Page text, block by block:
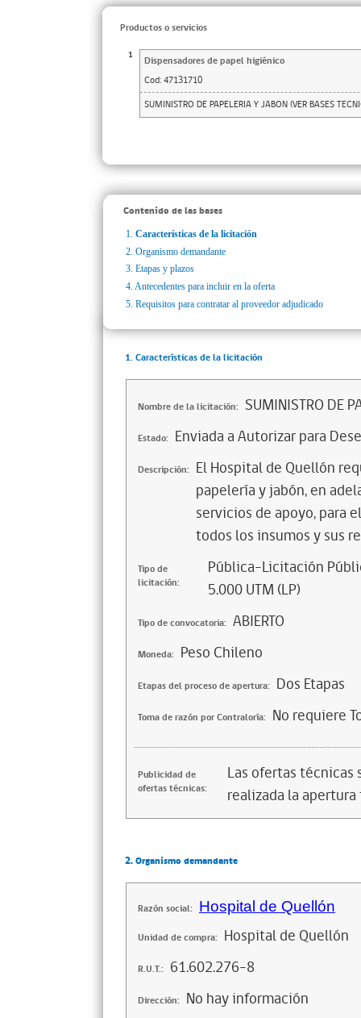
Productos o servicios
1
Dispensadores de papel higiénico
Cod: 47131710
SUMINISTRO DE PAPELERIA Y JABON (VER BASES
Contenido de las bases
1. Características de la licitación
2. Organismo demandante
3. Etapas y plazos
4. Antecedentes para incluir en la oferta
5. Requisitos para contratar al proveedor adjudicado
1. Características de la licitación
Nombre de la licitación: SUMINISTRO DE
Estado: Enviada a Autorizar para
Descripción: El Hospital de Quellón
papelería y jabón, en
servicios de apoyo, para
todos los insumos y sus
Tipo de
licitación:
Pública-Licitación
5.000 UTM (LP)
Tipo de convocatoria: ABIERTO
Moneda: Peso Chileno
Etapas del proceso de apertura: Dos Etapas
Toma de razón por Contraloría: No requiere
Publicidad de
ofertas técnicas:
Las ofertas
realizada la
2. Organismo demandante
Razón social: Hospital de Quellón
Unidad de compra: Hospital de Quellón
R.U.T.: 61.602.276-8
Dirección: No hay información